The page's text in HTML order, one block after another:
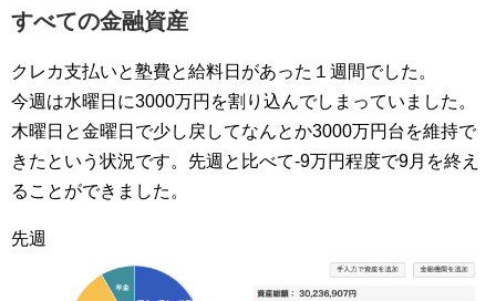
すべての金融資産
クレカ支払いと塾費と給料日があった１週間でした。
今週は水曜日に3000万円を割り込んでしまっていました。
木曜日と金曜日で少し戻してなんとか3000万円台を維持で
きたという状況です。先週と比べて-9万円程度で9月を終え
ることができました。
先週